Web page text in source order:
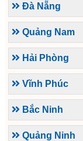
Đà Nẵng
Quảng Nam
Hải Phòng
Vĩnh Phúc
Bắc Ninh
Quảng Ninh